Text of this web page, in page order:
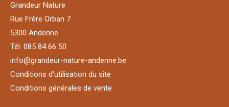
Grandeur Nature
Rue Frère Orban 7
5300 Andenne
Tél. 085 84 66 50
info@grandeur-nature-andenne.be
Conditions d'utilisation du site
Conditions générales de vente